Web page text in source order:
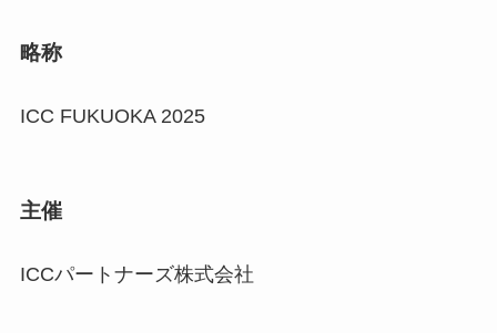
略称
ICC FUKUOKA 2025
主催
ICCパートナーズ株式会社